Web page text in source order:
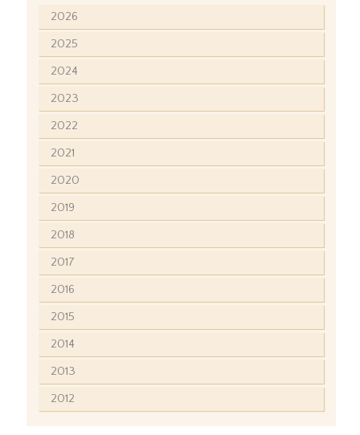
2026
2025
2024
2023
2022
2021
2020
2019
2018
2017
2016
2015
2014
2013
2012